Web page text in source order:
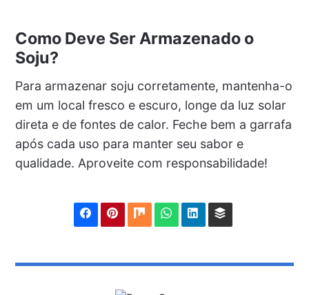
Como Deve Ser Armazenado o
Soju?
Para armazenar soju corretamente, mantenha-o
em um local fresco e escuro, longe da luz solar
direta e de fontes de calor. Feche bem a garrafa
após cada uso para manter seu sabor e
qualidade. Aproveite com responsabilidade!